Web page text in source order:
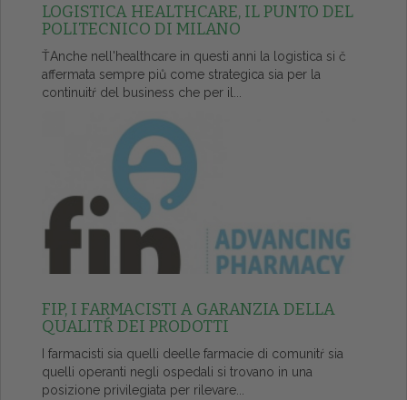
LOGISTICA HEALTHCARE, IL PUNTO DEL
POLITECNICO DI MILANO
ŤAnche nell'healthcare in questi anni la logistica si č
affermata sempre piů come strategica sia per la
continuitŕ del business che per il...
FIP, I FARMACISTI A GARANZIA DELLA
QUALITŔ DEI PRODOTTI
I farmacisti sia quelli deelle farmacie di comunitŕ sia
quelli operanti negli ospedali si trovano in una
posizione privilegiata per rilevare...